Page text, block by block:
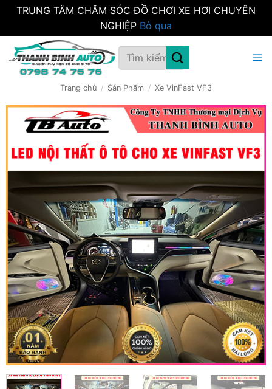
TRUNG TÂM CHĂM SÓC ĐỒ CHƠI XE HƠI CHUYÊN
NGHIỆP Bỏ qua
qua
Tìm
kiếm:
Trang chủ / Sản Phẩm / Xe VinFast VF3